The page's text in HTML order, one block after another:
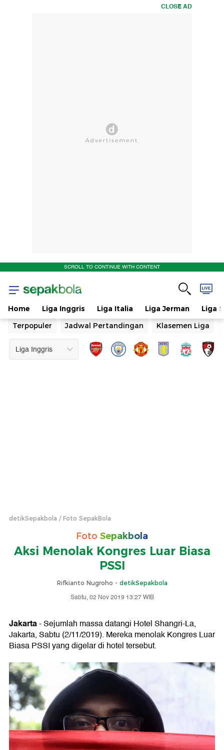
CLOSE AD
SCROLL TO CONTINUE WITH CONTENT
Home Liga Inggris Liga Italia Liga Jerman
Liga
Terpopuler
Jadwal Pertandingan Klasemen Liga
detikSepakbola Foto SepakBola
Foto Sepakbola
Aksi Menolak Kongres Luar Biasa
PSSI
Rifkianto Nugroho - detikSepakbola
Sabtu, 02 Nov 2019 13:27 WIB
Jakarta- Sejumlah massa datangi Hotel Shangri-La,
Jakarta, Sabtu (2/11/2019). Mereka menolak Kongres Luar
Biasa PSSI yang digelar di hotel tersebut.